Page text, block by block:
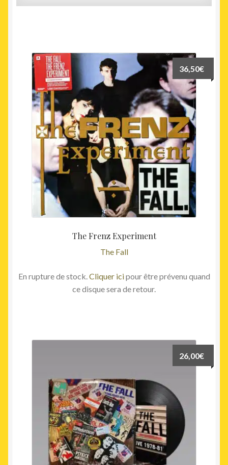
The Frenz Experiment
The Fall
36,50€
En rupture de stock. Cliquer icipour être prévenu quand
ce disque sera de retour.
26,00€